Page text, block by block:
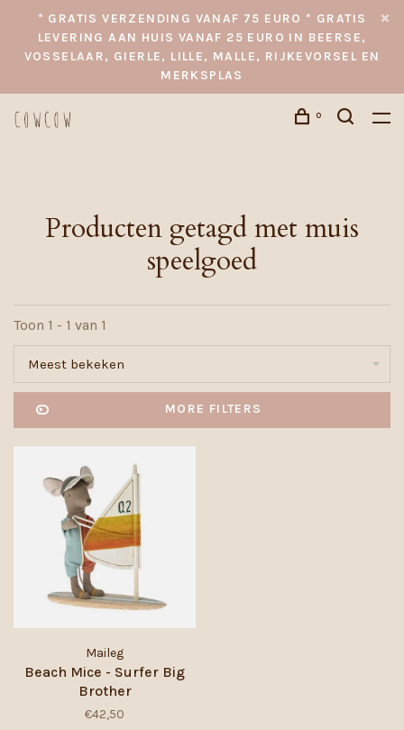
* GRATIS VERZENDING VANAF 75 EURO * GRATIS
LEVERING AAN HUIS VANAF 25 EURO IN BEERSE,
VOSSELAAR, GIERLE, LILLE, MALLE, RIJKEVORSEL EN
MERKSPLAS
0
Producten getagd met muis
speelgoed
Toon 1 - 1 van 1
Meest bekeken
MORE FILTERS
Maileg
Beach Mice - Surfer Big
Brother
€42,50